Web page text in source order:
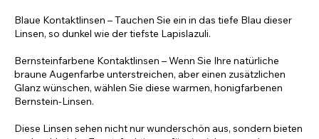
Blaue Kontaktlinsen – Tauchen Sie ein in das tiefe Blau dieser
Linsen, so dunkel wie der tiefste Lapislazuli.
Bernsteinfarbene Kontaktlinsen – Wenn Sie Ihre natürliche
braune Augenfarbe unterstreichen, aber einen zusätzlichen
Glanz wünschen, wählen Sie diese warmen, honigfarbenen
Bernstein-Linsen.
Diese Linsen sehen nicht nur wunderschön aus, sondern bieten